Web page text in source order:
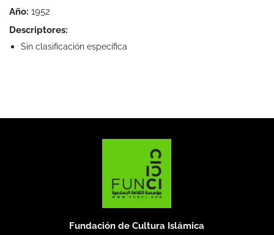
Año: 1952
Descriptores:
Sin clasificación específica
Fundación de Cultura Islámica